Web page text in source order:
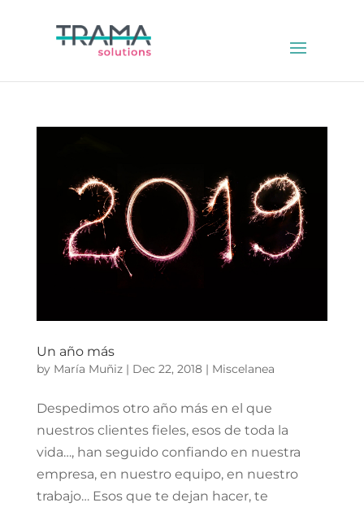
Un año más
by María Muñiz| Dec 22, 2018| Miscelanea
Despedimos otro año más en el que
nuestros clientes fieles, esos de toda la
vida…, han seguido confiando en nuestra
empresa, en nuestro equipo, en nuestro
trabajo… Esos que te dejan hacer, te